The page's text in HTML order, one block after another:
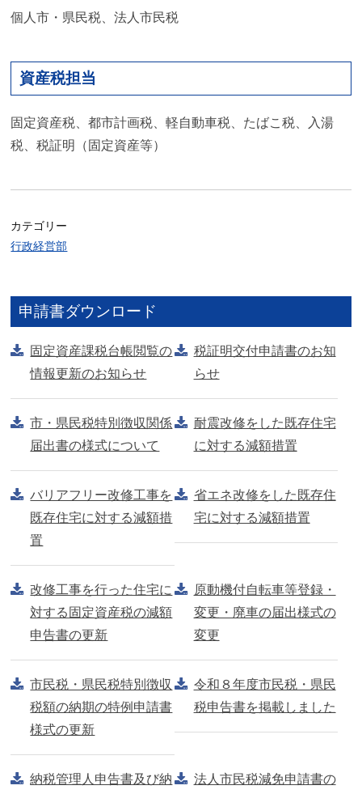
個人市・県民税、法人市民税
資産税担当
固定資産税、都市計画税、軽自動車税、たばこ税、入湯
税、税証明（固定資産等）
カテゴリー
行政経営部
申請書ダウンロード
固定資産課税台帳閲覧の
情報更新のお知らせ
税証明交付申請書のお知
らせ
市・県民税特別徴収関係
届出書の様式について
耐震改修をした既存住宅
に対する減額措置
バリアフリー改修工事を
既存住宅に対する減額措
置
省エネ改修をした既存住
宅に対する減額措置
改修工事を行った住宅に
対する固定資産税の減額
申告書の更新
原動機付自転車等登録・
変更・廃車の届出様式の
変更
市民税・県民税特別徴収
税額の納期の特例申請書
様式の更新
令和８年度市民税・県民
税申告書を掲載しました
納税管理人申告書及び納
法人市民税減免申請書の